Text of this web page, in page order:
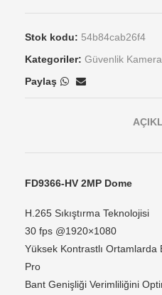
Stok kodu: 54b84cab26f4
Kategoriler: Güvenlik
Paylaş
FD9366-HV 2MP Dome
H.265 Sıkıştırma Teknolojisi
30 fps @1920×1080
Yüksek Kontrastlı
Pro
Bant Genişliği Verimliliğini